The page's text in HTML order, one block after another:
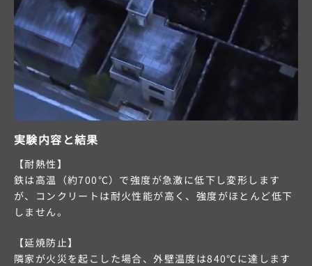
実験内容と結果
【耐熱性】
鉄は高温（約700℃）で強度が急激に低下し変形します
が、コンクリートは耐火性能が高く、強度がほとんど低下
しません。
【延焼防止】
隣家が火災を起こした場合、外壁温度は840℃に達します